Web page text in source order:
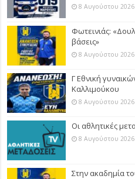
8 Αυγούστου 2026
Φωτεινιάς:
βάσεις»
8 Αυγούστου 2026
Γ Εθνική
Καλλιμούκου
8 Αυγούστου 2026
Οι αθλητικές
8 Αυγούστου 2026
Στην ακαδημία